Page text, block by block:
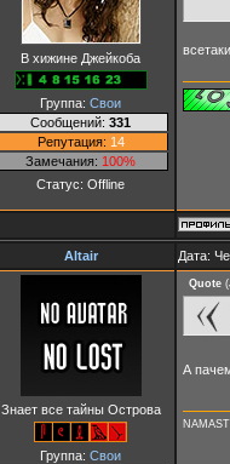
В хижине Джейкоба
Группа: Свои
Сообщений: 331
Репутация: 14
Замечания: 100%
Статус: Offline
Altair Дата:
Знает все тайны Острова
Группа: Свои
Quote (
А